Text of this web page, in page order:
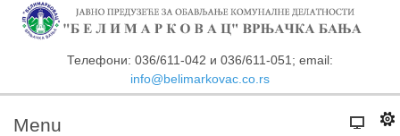
Телефони: 036/611-042 и 036/611-051; email:
info@belimarkovac.co.rs
Menu